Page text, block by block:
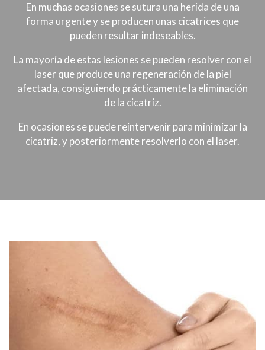
En muchas ocasiones se sutura una herida de una
forma urgente y se producen unas cicatrices que
pueden resultar indeseables.
La mayoría de estas lesiones se pueden resolver con el
laser que produce una regeneración de la piel
afectada, consiguiendo prácticamente la eliminación
de la cicatriz.
En ocasiones se puede reintervenir para minimizar la
cicatriz, y posteriormente resolverlo con el laser.